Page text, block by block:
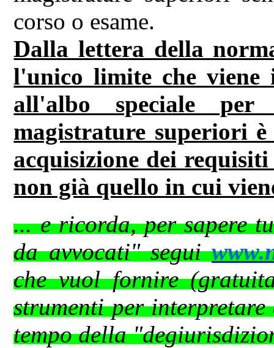
corso o esame.
Dalla lettera della
l'unico limite che viene
all'albo speciale
magistrature superiori
acquisizione dei
non già quello in cui
... e ricorda, per sapere
da avvocati" segui
che vuol fornire
strumenti per
tempo della